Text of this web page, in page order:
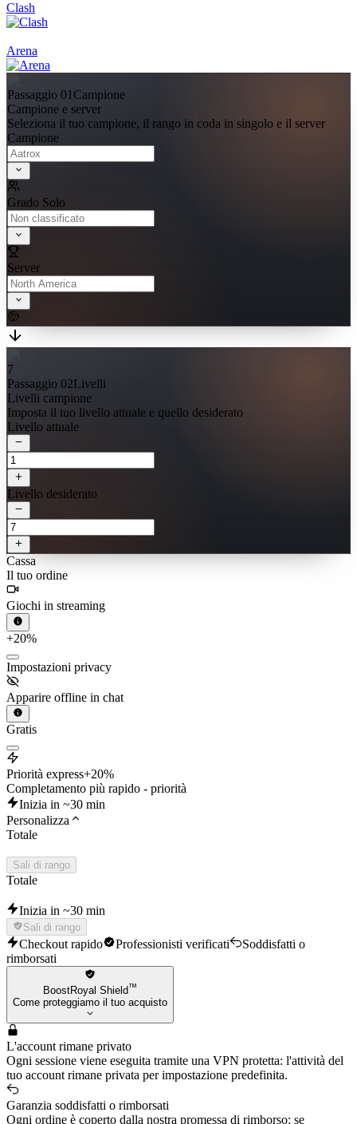
Clash
Arena
Passaggio 01 Campione
Campione e server
Seleziona il tuo campione, il rango in coda in singolo e il server
Campione
Grado Solo
Server
7
Passaggio 02Livelli
Livelli campione
Imposta il tuo livello attuale e quello desiderato
Livello attuale
Livello desiderato
Cassa
Il tuo ordine
Giochi in streaming
+20%
Impostazioni privacy
Apparire offline in chat
Gratis
Priorità express+20%
Completamento più rapido - priorità
Inizia in ~30 min
Personalizza
Totale
Sali di rango
Totale
Inizia in ~30 min
Sali di rango
Checkout rapido Professionisti verificati
Soddisfatti o
rimborsati
BoostRoyal Shield™
Come proteggiamo il tuo acquisto
L'account rimane privato
Ogni sessione viene eseguita tramite una VPN protetta: l'attività del
tuo account rimane privata per impostazione predefinita.
Garanzia soddisfatti o rimborsati
Ogni ordine è coperto dalla nostra promessa di rimborso: se